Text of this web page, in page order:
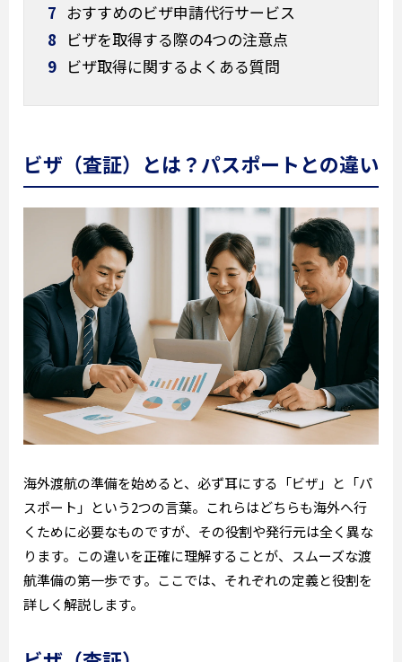
7 おすすめのビザ申請代行サービス
8 ビザを取得する際の4つの注意点
9 ビザ取得に関するよくある質問
ビザ（査証）とは？パスポートとの違い
海外渡航の準備を始めると、必ず耳にする「ビザ」と「パ
スポート」という2つの言葉。これらはどちらも海外へ行
くために必要なものですが、その役割や発行元は全く異な
ります。この違いを正確に理解することが、スムーズな渡
航準備の第一歩です。ここでは、それぞれの定義と役割を
詳しく解説します。